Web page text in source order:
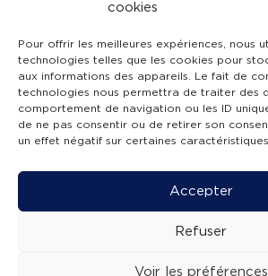
cookies
Pour offrir les meilleures expériences, nous
technologies telles que les cookies pour
aux informations des appareils. Le fait de
technologies nous permettra de traiter des
comportement de navigation ou les ID
de ne pas consentir ou de retirer son
un effet négatif sur certaines
Accepter
Refuser
Voir les préférences
L’APPLICATION
SUIVEZ-NOUS !
Mentions légales -Accessibilité